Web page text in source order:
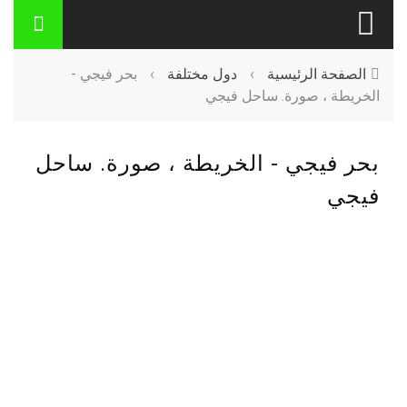
الصفحة الرئيسية › دول مختلفة ›
بحر فيجي -
الخريطة ، صورة. ساحل فيجي
بحر فيجي - الخريطة ، صورة. ساحل
فيجي